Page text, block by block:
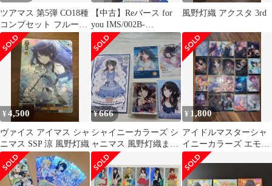
ツアマス 第5弾 CO18種
コンプセット フルーツ
パーティー
【中古】Reバース for
you IMS/002B-
P002PP[PP]：風野灯織
(近藤玲奈虹箔押しサイ
ン入り)
風野灯織 アクスタ 3rd
¥4,500
ヴァイス アイマス シャ
ニマス SSP 涼 風野灯織
¥666
シャイニーカラーズ シ
ャニマス 風野灯織まと
め売り コロッタ エモカ
¥ 1,800
アイドルマスターシャ
イニーカラーズ エモカ
ブラックレアカードセ
ット